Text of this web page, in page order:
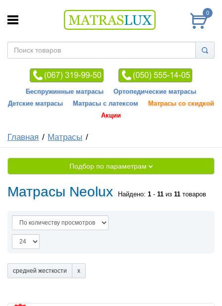
0
Беспружинные матрасы
Ортопедические матрасы
Детские матрасы
Матрасы с латексом
Матрасы со скидкой
Акции
Главная Матрасы
Подбор по параметрам
Матрасы Neolux Найдено: 1 - 11 из 11 товаров
средней жесткости